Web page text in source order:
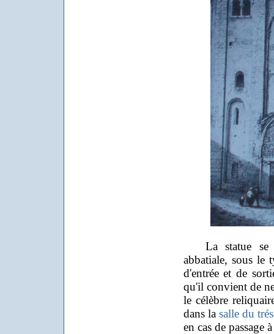
La statue se
abbatiale, sous le
d'entrée et de
qu'il convient de
le célèbre
dans la salle du
en cas de passage